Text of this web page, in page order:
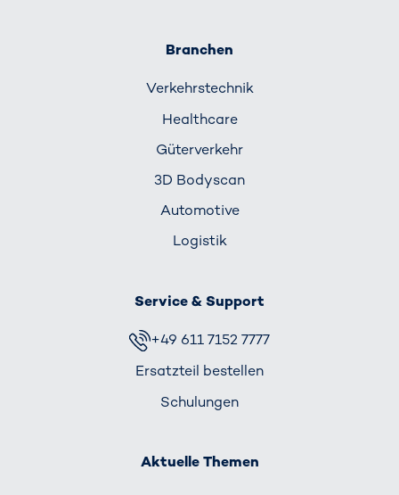
Branchen
Verkehrs­technik
Healthcare
Güterverkehr
3D Bodyscan
Automotive
Logistik
Service & Support
+49 611 7152 7777
Ersatzteil bestellen
Schulungen
Aktuelle Themen